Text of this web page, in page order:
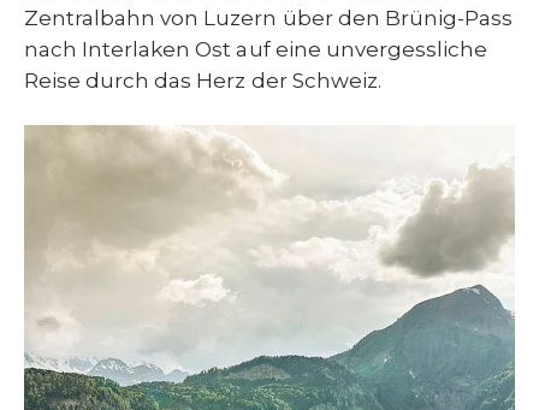
Zentralbahn von Luzern über den Brünig-Pass
nach Interlaken Ost auf eine unvergessliche
Reise durch das Herz der Schweiz.